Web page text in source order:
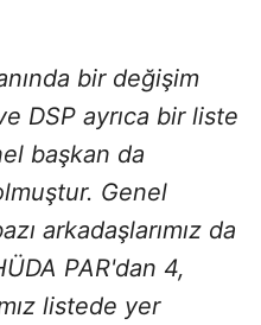
bir değişim
DSP ayrıca bir liste
başkan da
Genel
arkadaşlarımız da
PAR'dan 4,
listede yer